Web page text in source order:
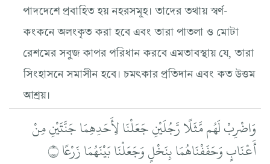
পাদদেশে প্রবাহিত হয় নহরসমূহ। তাদের তথায় স্বর্ণ-
কংকনে অলংকৃত করা হবে এবং তারা পাতলা ও মোটা
রেশমের সবুজ কাপর পরিধান করবে এমতাবস্থায় যে, তারা
সিংহাসনে সমাসীন হবে। চমৎকার প্রতিদান এবং কত উত্তম
আশ্রয়।
وَاضْرِبْ لَهُم مَّثَلًا رَّجُلَيْنِ جَعَلْنَا لِأَحَدِهِمَا جَنَّتَيْنِ مِنْ
أَعْنَابٍ وَحَفَفْنَاهُمَا بِنَخْلٍ وَجَعَلْنَا بَيْنَهُمَا زَرْعًا ۝